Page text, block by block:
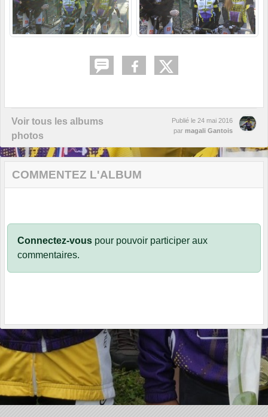
Voir tous les albums
photos
Publié le 24 mai 2016
par magali Gantois
COMMENTEZ L'ALBUM
Connectez-vous pour pouvoir participer aux
commentaires.